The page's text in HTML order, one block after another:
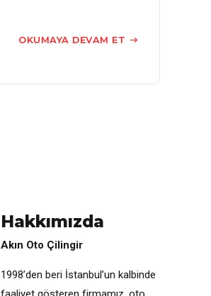
OKUMAYA DEVAM ET
Hakkımızda
Akın Oto Çilingir
1998’den beri İstanbul’un kalbinde